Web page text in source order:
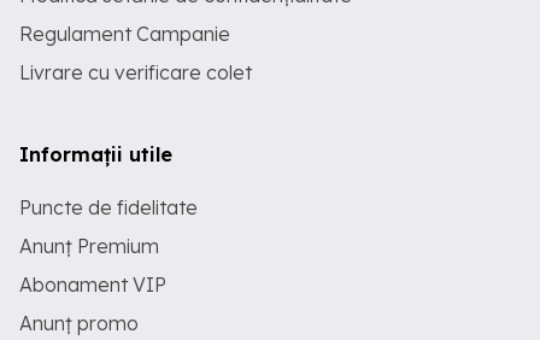
Regulament Campanie
Livrare cu verificare colet
Informații utile
Puncte de fidelitate
Anunț Premium
Abonament VIP
Anunț promo